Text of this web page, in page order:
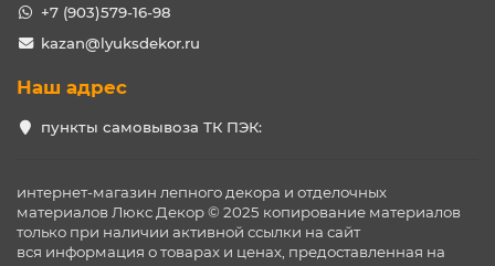
+7 (903)579-16-98
kazan@lyuksdekor.ru
Наш адрес
пункты самовывоза ТК ПЭК:
интернет-магазин лепного декора и отделочных
материалов Люкс Декор © 2025 копирование материалов
только при наличии активной ссылки на сайт
вся информация о товарах и ценах, предоставленная на